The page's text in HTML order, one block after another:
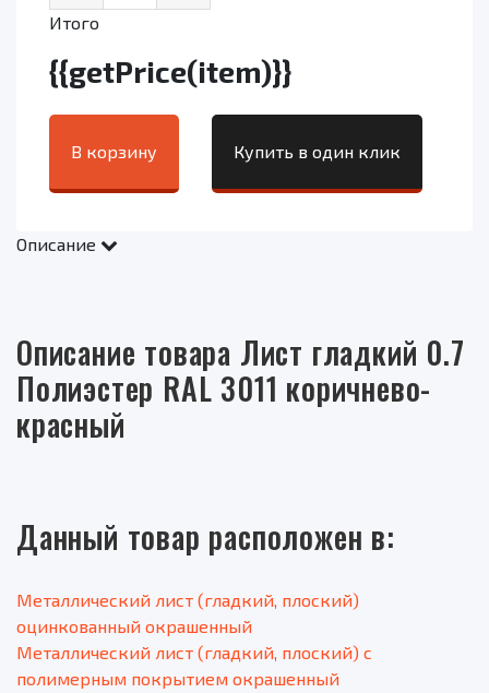
Итого
{{getPrice(item)}}
В корзину Купить в один клик
Описание
Описание товара Лист гладкий 0.7
Полиэстер RAL 3011 коричнево-
красный
Данный товар расположен в:
Металлический лист (гладкий, плоский)
оцинкованный окрашенный
Металлический лист (гладкий, плоский) с
полимерным покрытием окрашенный